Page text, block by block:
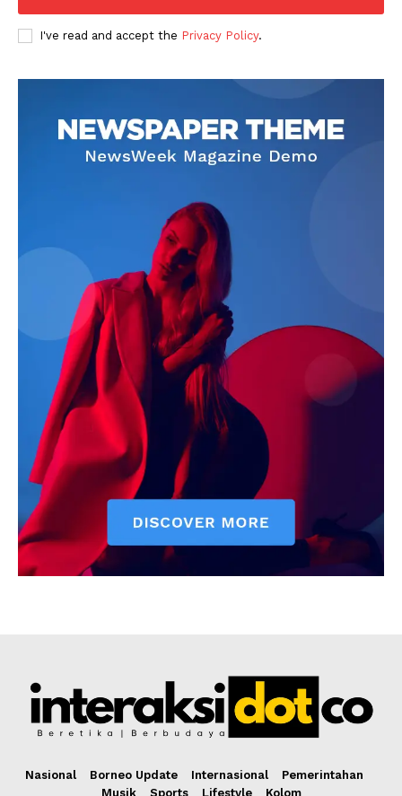
I've read and accept the Privacy Policy.
Nasional Borneo Update Internasional
Pemerintahan
Musik
Sports Lifestyle Kolom